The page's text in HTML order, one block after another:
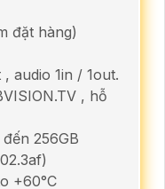
đặt hàng)
audio 1in / 1out.
, hỗ
256GB
+60°C